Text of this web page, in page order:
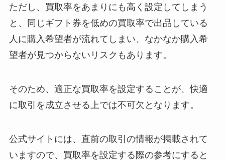
ただし、買取率をあまりにも高く設定してしまう
と、同じギフト券を低めの買取率で出品している
人に購入希望者が流れてしまい、なかなか購入希
望者が見つからないリスクもあります。
そのため、適正な買取率を設定することが、快適
に取引を成立させる上では不可欠となります。
公式サイトには、直前の取引の情報が掲載されて
いますので、買取率を設定する際の参考にすると